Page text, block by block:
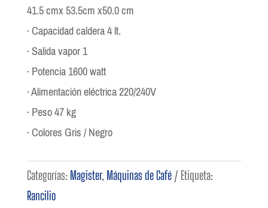
41.5 cmx 53.5cm x50.0 cm
· Capacidad caldera 4 lt.
· Salida vapor 1
· Potencia 1600 watt
· Alimentación eléctrica 220/240V
· Peso 47 kg
· Colores Gris / Negro
Categorías: Magister, Máquinas de Café
Etiqueta:
Rancilio